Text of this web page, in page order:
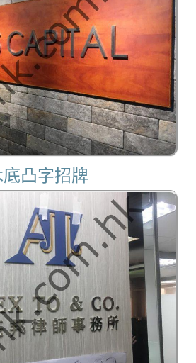
底凸字招牌